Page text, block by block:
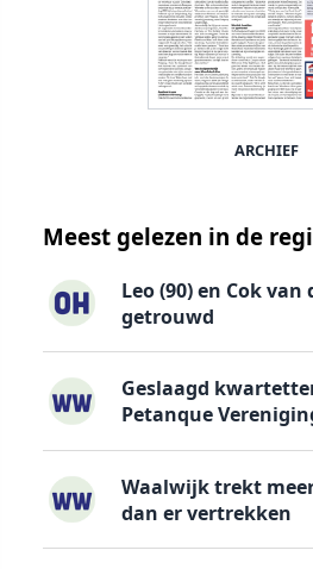
ARCHIEF
Meest gelezen in de
Leo (90) en Cok
getrouwd
Geslaagd
Petanque
Waalwijk trekt
dan er vertrekken